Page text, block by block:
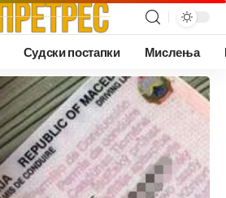
Судски постапки Мислења